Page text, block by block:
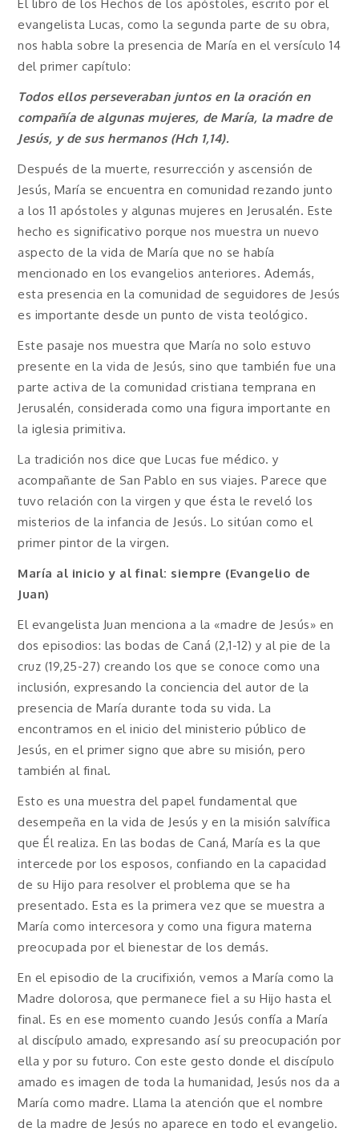
El libro de los Hechos de los apóstoles, escrito por el
evangelista Lucas, como la segunda parte de su obra,
nos habla sobre la presencia de María en el versículo 14
del primer capítulo:
Todos ellos perseveraban juntos en la oración en
compañía de algunas mujeres, de María, la madre de
Jesús, y de sus hermanos (Hch 1,14).
Después de la muerte, resurrección y ascensión de
Jesús, María se encuentra en comunidad rezando junto
a los 11 apóstoles y algunas mujeres en Jerusalén. Este
hecho es significativo porque nos muestra un nuevo
aspecto de la vida de María que no se había
mencionado en los evangelios anteriores. Además,
esta presencia en la comunidad de seguidores de Jesús
es importante desde un punto de vista teológico.
Este pasaje nos muestra que María no solo estuvo
presente en la vida de Jesús, sino que también fue una
parte activa de la comunidad cristiana temprana en
Jerusalén, considerada como una figura importante en
la iglesia primitiva.
La tradición nos dice que Lucas fue médico. y
acompañante de San Pablo en sus viajes. Parece que
tuvo relación con la virgen y que ésta le reveló los
misterios de la infancia de Jesús. Lo sitúan como el
primer pintor de la virgen.
María al inicio y al final: siempre (Evangelio de
Juan)
El evangelista Juan menciona a la «madre de Jesús» en
dos episodios: las bodas de Caná (2,1-12) y al pie de la
cruz (19,25-27) creando los que se conoce como una
inclusión, expresando la conciencia del autor de la
presencia de María durante toda su vida. La
encontramos en el inicio del ministerio público de
Jesús, en el primer signo que abre su misión, pero
también al final.
Esto es una muestra del papel fundamental que
desempeña en la vida de Jesús y en la misión salvífica
que Él realiza. En las bodas de Caná, María es la que
intercede por los esposos, confiando en la capacidad
de su Hijo para resolver el problema que se ha
presentado. Esta es la primera vez que se muestra a
María como intercesora y como una figura materna
preocupada por el bienestar de los demás.
En el episodio de la crucifixión, vemos a María como la
Madre dolorosa, que permanece fiel a su Hijo hasta el
final. Es en ese momento cuando Jesús confía a María
al discípulo amado, expresando así su preocupación por
ella y por su futuro. Con este gesto donde el discípulo
amado es imagen de toda la humanidad, Jesús nos da a
María como madre. Llama la atención que el nombre
de la madre de Jesús no aparece en todo el evangelio.